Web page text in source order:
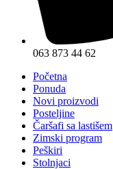
063 873 44 62
Početna
Ponuda
Novi proizvodi
Posteljine
Čaršafi sa lastišem
Zimski program
Peškiri
Stolnjaci